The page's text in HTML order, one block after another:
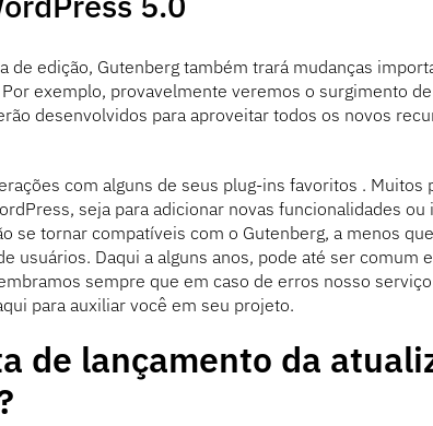
de edição, Gutenberg também trará mudanças
exemplo, provavelmente veremos o surgimento
desenvolvidos para aproveitar todos os novos
com alguns de seus plug-ins favoritos . Muitos
seja para adicionar novas funcionalidades ou
se tornar compatíveis com o Gutenberg, a menos
usuários. Daqui a alguns anos, pode até ser comum
sempre que em caso de erros nosso
para auxiliar você em seu projeto.
de lançamento da